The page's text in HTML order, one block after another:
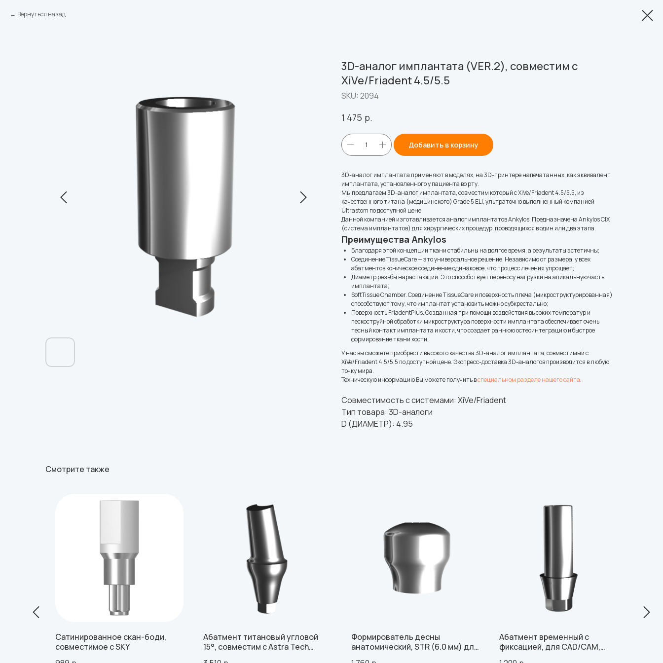
Вернуться назад
3D-аналог имплантата (VER.2), совместим с
XiVe/Friadent 4.5/5.5
SKU: 2094
1 475 р.
Добавить в корзину
3D-аналог имплантата применяют в моделях, на 3D-принтере напечатанных, как эквивалент
имплантата, установленного у пациента во рту.
Мы предлагаем 3D-аналог имплантата, совместим который с XiVe/Friadent 4.5/5.5, из
качественного титана (медицинского) Grade 5 ELI, ультраточно выполненный компанией
Ultrastom по доступной цене.
Данной компанией изготавливается аналог имплантатов Ankylos. Предназначена Ankylos C|X
(система имплантатов) для хирургических процедур, проводящихся в один или два этапа.
Преимущества Ankylos
Благодаря этой концепции ткани стабильны на долгое время, а результаты эстетичны;
Соединение TissueCare — это универсальное решение. Независимо от размера, у всех
абатментов коническое соединение одинаковое, что процесс лечения упрощает;
Диаметр резьбы нарастающий. Это способствует переносу нагрузки на апикальную часть
имплантата;
SoftTissue Chamber. Соединение TissueCare и поверхность плеча (микроструктурированная)
способствуют тому, что имплантат установить можно субкрестально;
Поверхность FriadentPlus. Созданная при помощи воздействия высоких температур и
пескоструйной обработки микроструктура поверхности имплантата обеспечивает очень
тесный контакт имплантата и кости, что создает раннюю остеоинтеграцию и быстрое
формирование ткани кости.
У нас вы сможете приобрести высокого качества 3D-аналог имплантата, совместимый с
XiVe/Friadent 4.5/5.5 по доступной цене. Экспресс-доставка 3D-аналогов производится в любую
точку мира.
Техническую информацию Вы можете получить вспециальном разделе нашего сайта.
Совместимость с системами: XiVe/Friadent
Тип товара: 3D-аналоги
D (ДИАМЕТР): 4.95
Смотрите также
Сатинированное скан-боди,
совместимое с SKY
Абатмент титановый угловой
15°, совместим с Astra Tech
Формирователь десны
анатомический, STR (6.0 мм) для
Абатмент временный с
фиксацией, для CAD/CAM,